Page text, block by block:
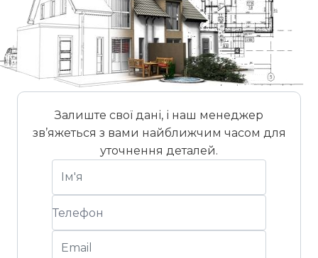
Залиште свої дані, і наш менеджер
зв’яжеться з вами найближчим часом для
уточнення деталей.